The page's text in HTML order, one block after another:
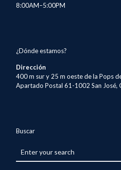
8:00AM–5:00PM
¿Dónde estamos?
Dirección
400 m sur y 25 m oeste de la Pops
Apartado Postal 61-1002 San José,
Buscar